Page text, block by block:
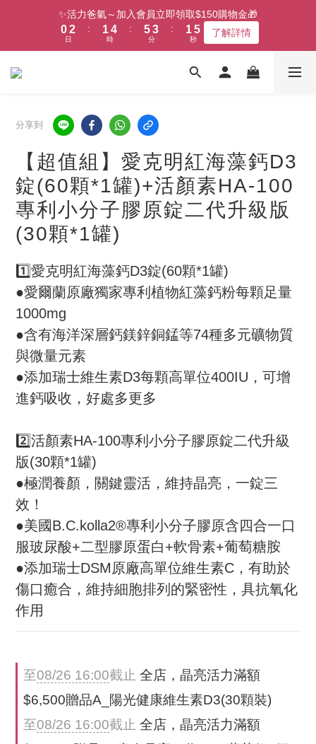
✨活力爸氣～加入會員立即領取$150購物金🎁
1
0
3
2
1
日
:
2
1
0
5
4
3
時
:
6
5
4
4
3
2
分
:
2
1
0
5
4
3
1
秒
了解詳情
分享到
【超值組】愛克明紅海藻鈣D3
錠(60顆*1罐)+活顏素HA-100
專利小分子膠原錠二代升級版
(30顆*1罐)
1️⃣愛克明紅海藻鈣D3錠(60顆*1罐)
●愛爾蘭原廠獨家專利植物紅藻鈣粉每顆足量
1000mg
●含有海洋深層鈣鎂鋅銅錳等74種多元礦物質
與微量元素
●添加瑞士維生素D3每顆高單位400IU，可增
進鈣吸收，好處多更多
2️⃣活顏素HA-100專利小分子膠原錠二代升級
版(30顆*1罐)
●極潤養顏，關鍵靈活，維持晶亮，一錠三
效！
●美國B.C.kolla2®專利小分子膠原含四合一口
服玻尿酸+二型膠原蛋白+軟骨素+葡萄糖胺
●添加瑞士DSM原廠高單位維生素C，有助於
傷口癒合，維持細胞排列的緊密性，具抗氧化
作用
至08/26 16:00截止 全店，晶亮活力滿額
$6,500贈品A_陽光健康維生素D3(30顆裝)
至08/26 16:00截止 全店，晶亮活力滿額